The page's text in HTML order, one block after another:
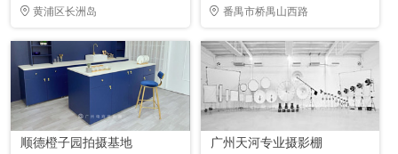
黄浦区长洲岛 番禺市桥禺山西路
顺德橙子园拍摄基地 广州天河专业摄影棚